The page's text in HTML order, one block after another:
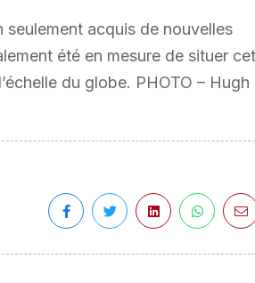
acquis de nouvelles
été en mesure de situer
du globe. PHOTO – Hugh